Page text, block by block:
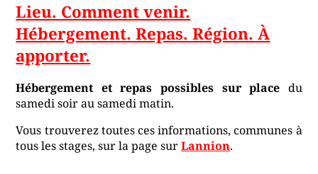
Lieu. Comment venir.
Hébergement. Repas. Région. À
apporter.
Hébergement et repas possibles sur place du
samedi soir au samedi matin.
Vous trouverez toutes ces informations, communes à
tous les stages, sur la page surLannion.